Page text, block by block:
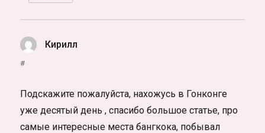
Кирилл
#
Подскажите пожалуйста, нахожусь в Гонконге
уже десятый день , спасибо большое статье, про
самые интересные места бангкока, побывал